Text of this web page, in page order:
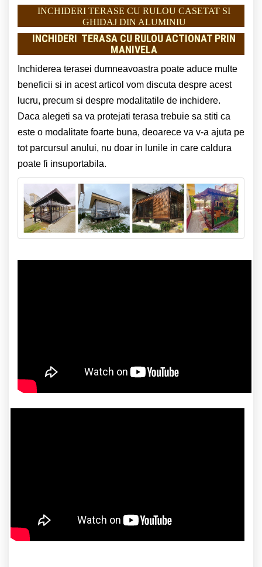
INCHIDERI TERASE CU RULOU CASETAT SI
GHIDAJ DIN ALUMINIU
INCHIDERI TERASA CU RULOU ACTIONAT PRIN
MANIVELA
Inchiderea terasei dumneavoastra poate aduce multe
beneficii si in acest articol vom discuta despre acest
lucru, precum si despre modalitatile de inchidere.
Daca alegeti sa va protejati terasa trebuie sa stiti ca
este o modalitate foarte buna, deoarece va v-a ajuta pe
tot parcursul anului, nu doar in lunile in care caldura
poate fi insuportabila.